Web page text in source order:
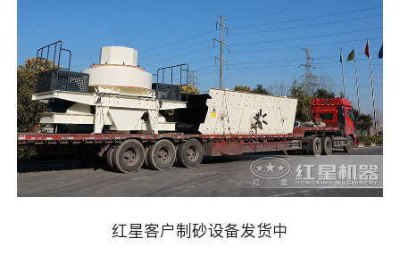
红星客户制砂设备发货中